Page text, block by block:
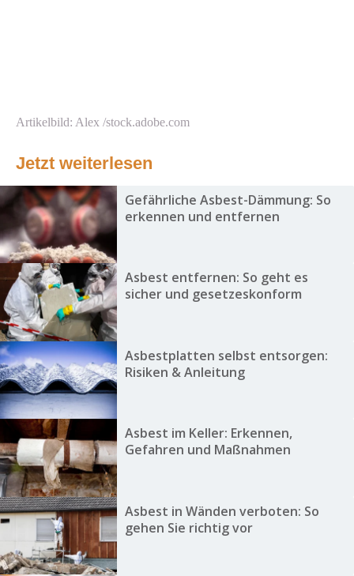
Artikelbild: Alex /stock.adobe.com
Jetzt weiterlesen
Gefährliche Asbest-Dämmung: So
erkennen und entfernen
Asbest entfernen: So geht es
sicher und gesetzeskonform
Asbestplatten selbst entsorgen:
Risiken & Anleitung
Asbest im Keller: Erkennen,
Gefahren und Maßnahmen
Asbest in Wänden verboten: So
gehen Sie richtig vor